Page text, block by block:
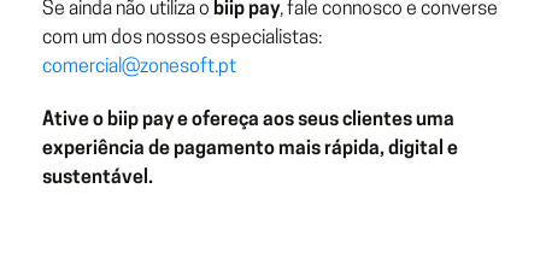
Se ainda não utiliza o biip pay, fale connosco e converse
com um dos nossos especialistas:
comercial@zonesoft.pt
Ative o biip pay e ofereça aos seus clientes uma
experiência de pagamento mais rápida, digital e
sustentável.